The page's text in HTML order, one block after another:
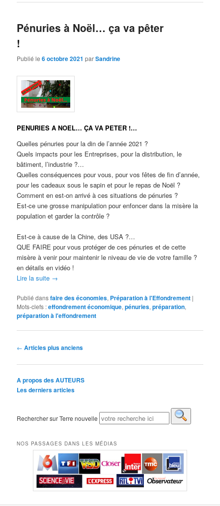
Pénuries à Noël… ça va pêter
!
Publié le6 octobre 2021 parSandrine
PENURIES A NOEL… ÇA VA PETER !…
Quelles pénuries pour la din de l’année 2021 ?
Quels impacts pour les Entreprises, pour la distribution, le
bâtiment, l’industrie ?…
Quelles conséquences pour vous, pour vos fêtes de fin d’année,
pour les cadeaux sous le sapin et pour le repas de Noël ?
Comment en est-on arrivé à ces situations de pénuries ?
Est-ce une grosse manipulation pour enfoncer dans la misère la
population et garder la contrôle ?
Est-ce à cause de la Chine, des USA ?…
QUE FAIRE pour vous protéger de ces pénuries et de cette
misère à venir pour maintenir le niveau de vie de votre famille ?
en détails en vidéo !
Lire la suite →
Publié dansfaire des économies, Préparation à l'Effondrement |
Mots-clefs :effondrement économique,pénuries,préparation,
préparation à l'effondrement
Navigation des articles
← Articles plus anciens
A propos des AUTEURS
Les derniers articles
Rechercher sur Terre nouvelle
NOS PASSAGES DANS LES MÉDIAS